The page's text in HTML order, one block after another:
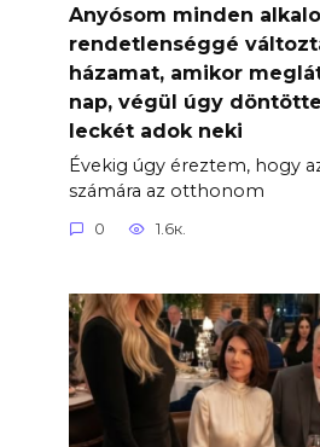
Anyósom minden
rendetlenséggé
házamat, amikor
nap, végül úgy
leckét adok neki
Évekig úgy éreztem, hogy
számára az otthonom
0 1.6к.